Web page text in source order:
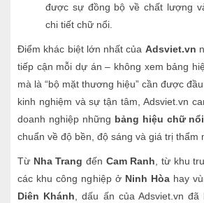
được sự đồng bộ về chất lượng
chi tiết chữ nổi.
Điểm khác biệt lớn nhất của Adsviet.vn
tiếp cận mỗi dự án – không xem bảng
mà là “bộ mặt thương hiệu” cần được
kinh nghiệm và sự tận tâm, Adsviet.vn
doanh nghiệp những bảng hiệu chữ
chuẩn về độ bền, độ sáng và giá trị thẩm
Từ Nha Trang đến Cam Ranh , từ khu
các khu công nghiệp ở Ninh Hòa hay
Diên Khánh , dấu ấn của Adsviet.vn